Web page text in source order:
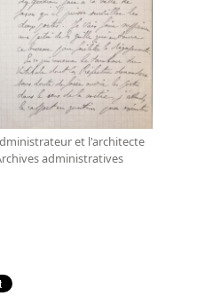
et l'architecte
administratives